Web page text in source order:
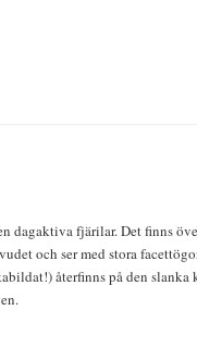
dagaktiva fjärilar. Det finns
och ser med stora
återfinns på den